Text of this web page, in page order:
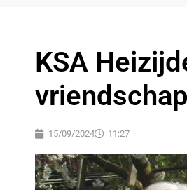
KSA
15/09/2024 11:27